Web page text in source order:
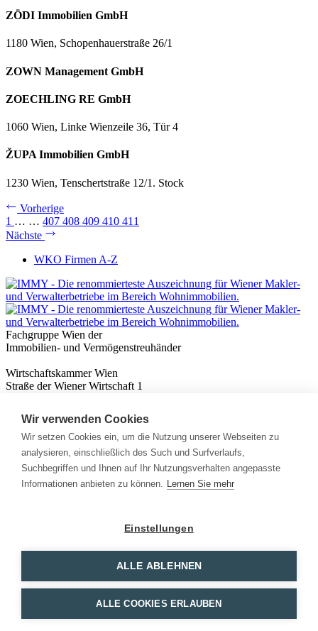
ZÖDI Immobilien GmbH
1180 Wien, Schopenhauerstraße 26/1
ZOWN Management GmbH
ZOECHLING RE GmbH
1060 Wien, Linke Wienzeile 36, Tür 4
ŽUPA Immobilien GmbH
1230 Wien, Tenschertstraße 12/1. Stock
Vorherige
1 … … 407 408 409 410 411
Nächste
WKO Firmen A-Z
Fachgruppe Wien der
Immobilien- und Vermögenstreuhänder
Wirtschaftskammer Wien
Straße der Wiener Wirtschaft 1
Nützliches
Immobilienwissen
Formulare & Rechner
Expert:innen
Info
Wir verwenden Cookies
Wir setzen Cookies ein, um die Nutzung unserer Webseiten zu
analysieren, einschließlich des Such und Surfverlaufs,
Suchbegriffen und Ihnen auf Ihr Nutzungsverhalten angepasste
Informationen anbieten zu können. Lernen Sie mehr
Einstellungen
ALLE ABLEHNEN
ALLE COOKIES ERLAUBEN